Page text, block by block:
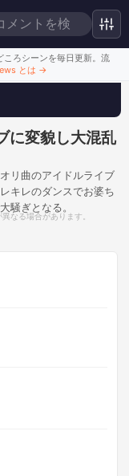
ろシーンを毎日更新。流
とは → ！
に変貌し大混乱
リ曲のアイドルライブ
キレのダンスでお婆ち
騒ぎとなる。
なる場合があります。